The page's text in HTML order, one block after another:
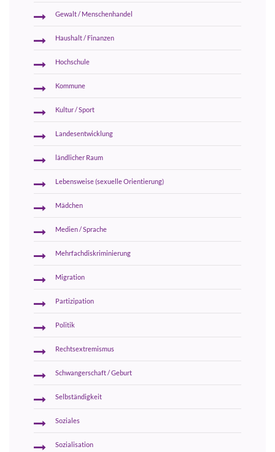
Gewalt / Menschenhandel
Haushalt / Finanzen
Hochschule
Kommune
Kultur / Sport
Landesentwicklung
ländlicher Raum
Lebensweise (sexuelle Orientierung)
Mädchen
Medien / Sprache
Mehrfachdiskriminierung
Migration
Partizipation
Politik
Rechtsextremismus
Schwangerschaft / Geburt
Selbständigkeit
Soziales
Sozialisation